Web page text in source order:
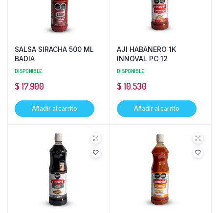
SALSA SIRACHA 500 ML
BADIA
DISPONIBLE
$ 17.900
Añadir al carrito
AJI HABANERO 1K
INNOVAL PC 12
DISPONIBLE
$ 10.530
Añadir al carrito